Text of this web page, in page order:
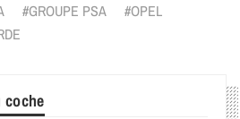
GROUPE PSA
OPEL
coche